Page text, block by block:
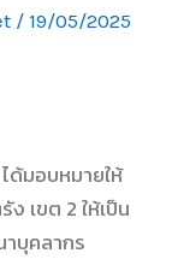
/ 19/05/2025
ด้มอบหมายให้
เขต 2 ให้เป็น
บุคลากร